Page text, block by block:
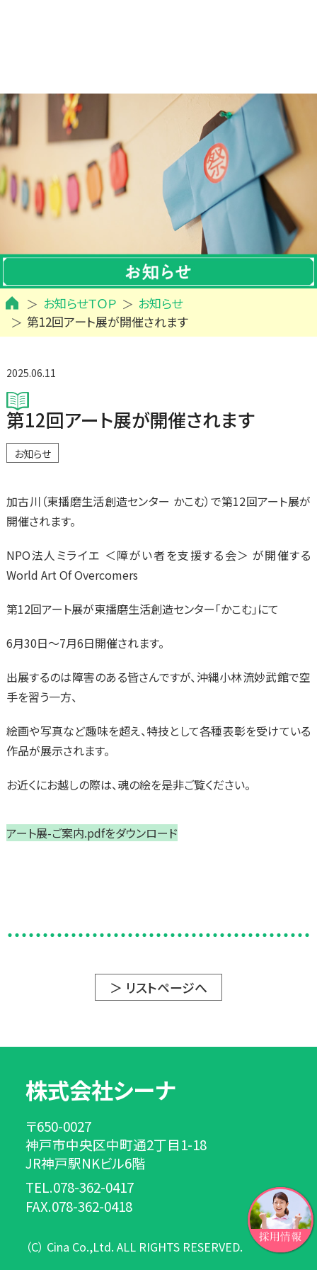
お知らせＴＯＰ
お知らせ
第12回アート展が開催されます
2025.06.11
第12回アート展が開催されます
お知らせ
加古川（東播磨生活創造センター かこむ）で第12回アート展が
開催されます。
NPO法人ミライエ ＜障がい者を支援する会＞ が開催する
World Art Of Overcomers
第12回アート展が東播磨生活創造センター「かこむ」にて
6月30日～7月6日開催されます。
出展するのは障害のある皆さんですが、沖縄小林流妙武館で空
手を習う一方、
絵画や写真など趣味を超え、特技として各種表彰を受けている
作品が展示されます。
お近くにお越しの際は、魂の絵を是非ご覧ください。
アート展-ご案内.pdfをダウンロード
＞ リストページへ
株式会社シーナ
〒650-0027
神戸市中央区中町通2丁目1-18
JR神戸駅NKビル6階
TEL.078-362-0417
FAX.078-362-0418
（C） Cina Co.,Ltd. ALL RIGHTS RESERVED.